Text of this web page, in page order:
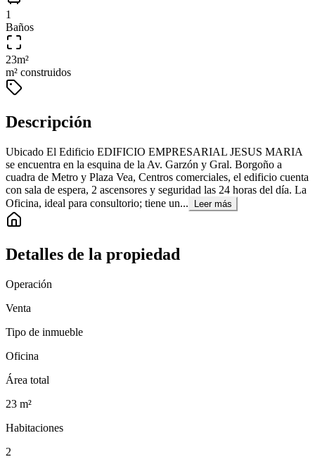
1
Baños
23m²
m² construidos
Descripción
Ubicado El Edificio EDIFICIO EMPRESARIAL JESUS MARIA
se encuentra en la esquina de la Av. Garzón y Gral. Borgoño a
cuadra de Metro y Plaza Vea, Centros comerciales, el edificio cuenta
con sala de espera, 2 ascensores y seguridad las 24 horas del día. La
Oficina, ideal para consultorio; tiene un...
Leer más
Detalles de la propiedad
Operación
Venta
Tipo de inmueble
Oficina
Área total
23 m²
Habitaciones
2